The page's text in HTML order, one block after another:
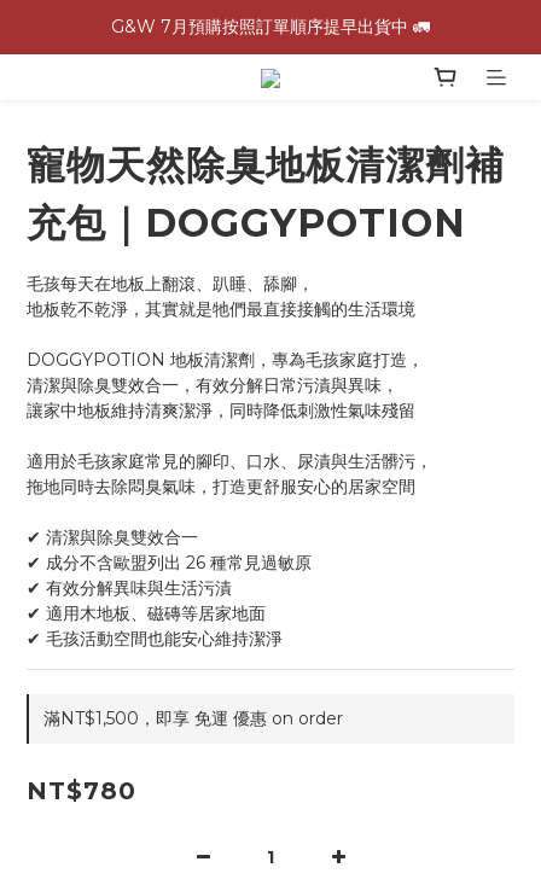
G&W 7月預購按照訂單順序提早出貨中 🚛
G&W 7月預購按照訂單順序提早出貨中 🚛
\ 加入會員領$60購物金，生日再領$100！/
G&W 7月預購按照訂單順序提早出貨中 🚛
寵物天然除臭地板清潔劑補
充包｜DOGGYPOTION
毛孩每天在地板上翻滾、趴睡、舔腳，
地板乾不乾淨，其實就是牠們最直接接觸的生活環境
DOGGYPOTION 地板清潔劑，專為毛孩家庭打造，
清潔與除臭雙效合一，有效分解日常污漬與異味，
讓家中地板維持清爽潔淨，同時降低刺激性氣味殘留
適用於毛孩家庭常見的腳印、口水、尿漬與生活髒污，
拖地同時去除悶臭氣味，打造更舒服安心的居家空間
✔ 清潔與除臭雙效合一
✔ 成分不含歐盟列出 26 種常見過敏原
✔ 有效分解異味與生活污漬
✔ 適用木地板、磁磚等居家地面
✔ 毛孩活動空間也能安心維持潔淨
滿NT$1,500，即享 免運 優惠 on order
NT$780